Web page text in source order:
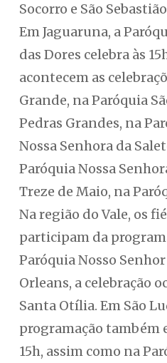
Socorro e São
Em Jaguaruna, a
das Dores celebra às
acontecem as
Grande, na Paróquia
Pedras Grandes, na
Nossa Senhora da
Paróquia Nossa
Treze de Maio, na
Na região do Vale, os
participam da
Paróquia Nosso
Orleans, a celebração
Santa Otília. Em São
programação também
15h, assim como na